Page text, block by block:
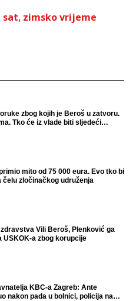
sat, zimsko vrijeme
zbog kojih je Beroš u zatvoru.
Tko će iz vlade biti sljedeći
mito od 75 000 eura. Evo tko bi
čelu zločinačkog udruženja
Vili Beroš, Plenković ga
USKOK-a zbog korupcije
KBC-a Zagreb: Ante
nakon pada u bolnici, policija na